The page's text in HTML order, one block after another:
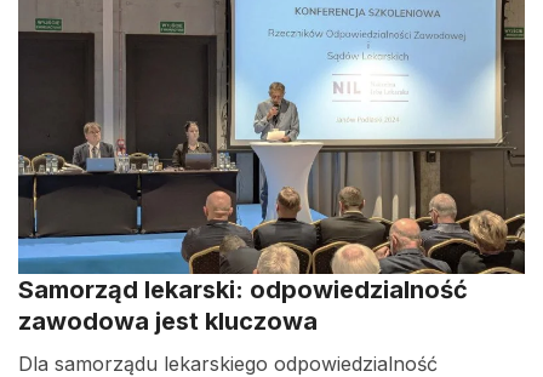
Samorząd lekarski: odpowiedzialność
zawodowa jest kluczowa
Dla samorządu lekarskiego odpowiedzialność